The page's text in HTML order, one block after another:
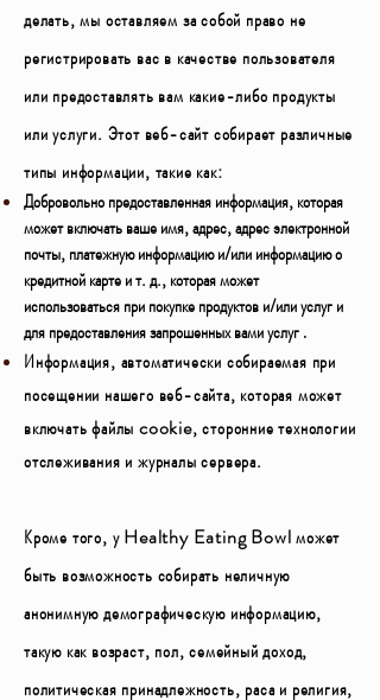
делать, мы оставляем за собой право не
регистрировать вас в качестве пользователя
или предоставлять вам какие-либо продукты
или услуги. Этот веб-сайт собирает различные
типы информации, такие как:
Добровольно предоставленная информация, которая
может включать ваше имя, адрес, адрес электронной
почты, платежную информацию и/или информацию о
кредитной карте и т. д., которая может
использоваться при покупке продуктов и/или услуг и
для предоставления запрошенных вами услуг .
Информация, автоматически собираемая при
посещении нашего веб-сайта, которая может
включать файлы cookie, сторонние технологии
отслеживания и журналы сервера.
Кроме того, у Healthy Eating Bowl может
быть возможность собирать неличную
анонимную демографическую информацию,
такую как возраст, пол, семейный доход,
политическая принадлежность, раса и религия,